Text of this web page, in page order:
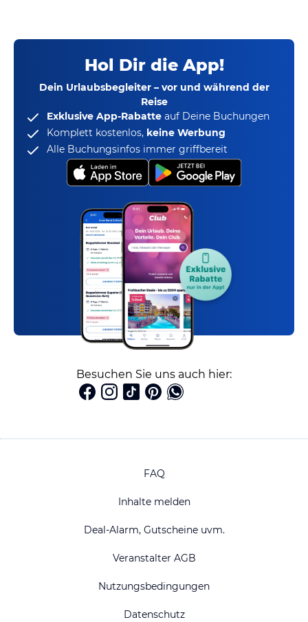
Hol Dir die App!
Dein Urlaubsbegleiter – vor und während der
Reise
Exklusive App-Rabatte auf Deine Buchungen
Komplett kostenlos, keine Werbung
Alle Buchungsinfos immer griffbereit
Besuchen Sie uns auch hier:
FAQ
Inhalte melden
Deal-Alarm, Gutscheine uvm.
Veranstalter AGB
Nutzungsbedingungen
Datenschutz